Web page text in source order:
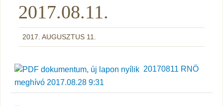
2017.08.11.
2017. AUGUSZTUS 11.
20170811 RNÖ
meghívó 2017.08.28 9:31